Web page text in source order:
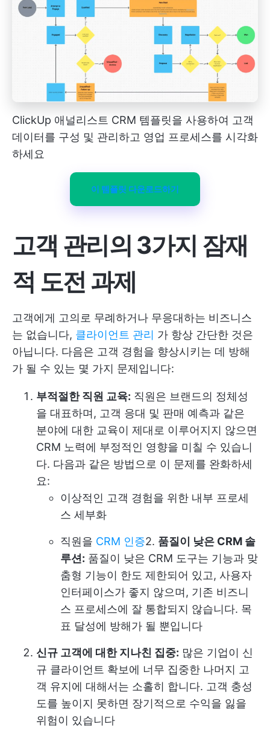
ClickUp 애널리스트 CRM 템플릿을 사용하여 고객
데이터를 구성 및 관리하고 영업 프로세스를 시각화
하세요
이 템플릿 다운로드하기
고객 관리의 3가지 잠재
적 도전 과제
고객에게 고의로 무례하거나 무응대하는 비즈니스
는 없습니다, 클라이언트 관리 가 항상 간단한 것은
아닙니다. 다음은 고객 경험을 향상시키는 데 방해
가 될 수 있는 몇 가지 문제입니다:
부적절한 직원 교육: 직원은 브랜드의 정체성
을 대표하며, 고객 응대 및 판매 예측과 같은
분야에 대한 교육이 제대로 이루어지지 않으면
CRM 노력에 부정적인 영향을 미칠 수 있습니
다. 다음과 같은 방법으로 이 문제를 완화하세
요:
이상적인 고객 경험을 위한 내부 프로세
스 세부화
직원을 CRM 인증2. 품질이 낮은 CRM 솔
루션: 품질이 낮은 CRM 도구는 기능과 맞
춤형 기능이 한도 제한되어 있고, 사용자
인터페이스가 좋지 않으며, 기존 비즈니
스 프로세스에 잘 통합되지 않습니다. 목
표 달성에 방해가 될 뿐입니다
신규 고객에 대한 지나친 집중: 많은 기업이 신
규 클라이언트 확보에 너무 집중한 나머지 고
객 유지에 대해서는 소홀히 합니다. 고객 충성
도를 높이지 못하면 장기적으로 수익을 잃을
위험이 있습니다